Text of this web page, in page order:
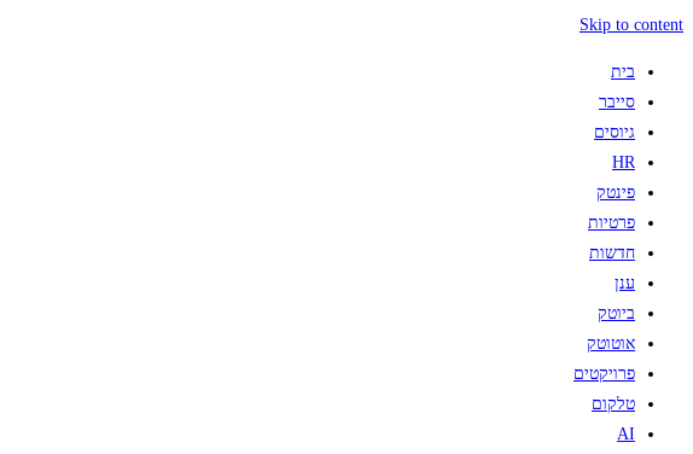
Skip to content
בית
סייבר
גיוסים
HR
פינטק
פרטיות
חדשות
ענן
ביוטק
אוטוטק
פרויקטים
טלקום
AI